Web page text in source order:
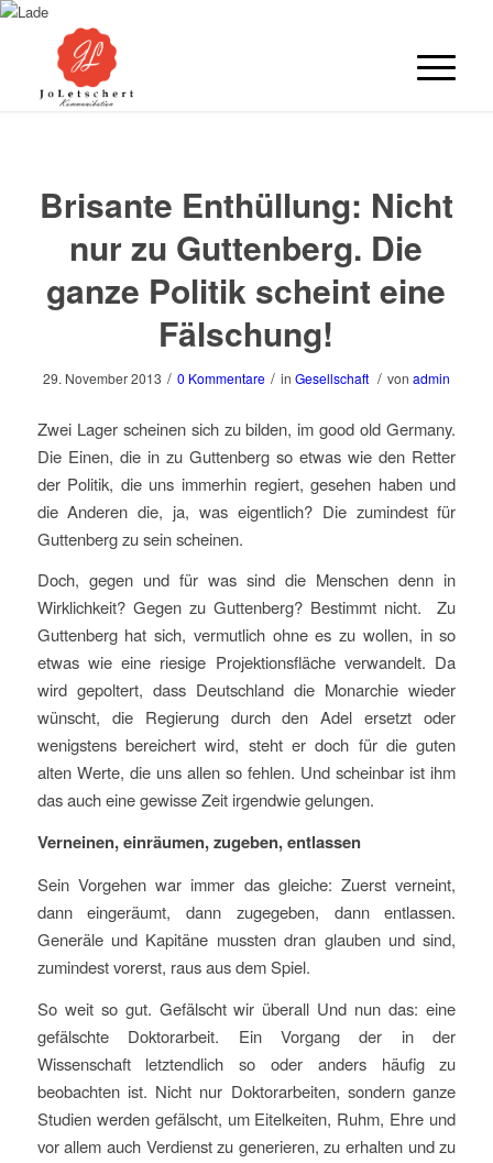
Brisante Enthüllung: Nicht
nur zu Guttenberg. Die
ganze Politik scheint eine
Fälschung!
29. November 2013 / 0 Kommentare / in Gesellschaft / von admin
Zwei Lager scheinen sich zu bilden, im good old Germany.
Die Einen, die in zu Guttenberg so etwas wie den Retter
der Politik, die uns immerhin regiert, gesehen haben und
die Anderen die, ja, was eigentlich? Die zumindest für
Guttenberg zu sein scheinen.
Doch, gegen und für was sind die Menschen denn in
Wirklichkeit? Gegen zu Guttenberg? Bestimmt nicht. Zu
Guttenberg hat sich, vermutlich ohne es zu wollen, in so
etwas wie eine riesige Projektionsfläche verwandelt. Da
wird gepoltert, dass Deutschland die Monarchie wieder
wünscht, die Regierung durch den Adel ersetzt oder
wenigstens bereichert wird, steht er doch für die guten
alten Werte, die uns allen so fehlen. Und scheinbar ist ihm
das auch eine gewisse Zeit irgendwie gelungen.
Verneinen, einräumen, zugeben, entlassen
Sein Vorgehen war immer das gleiche: Zuerst verneint,
dann eingeräumt, dann zugegeben, dann entlassen.
Generäle und Kapitäne mussten dran glauben und sind,
zumindest vorerst, raus aus dem Spiel.
So weit so gut. Gefälscht wir überall Und nun das: eine
gefälschte Doktorarbeit. Ein Vorgang der in der
Wissenschaft letztendlich so oder anders häufig zu
beobachten ist. Nicht nur Doktorarbeiten, sondern ganze
Studien werden gefälscht, um Eitelkeiten, Ruhm, Ehre und
vor allem auch Verdienst zu generieren, zu erhalten und zu